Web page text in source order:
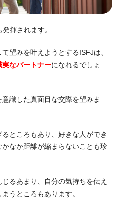
揮されます。
望みを叶えようとするISFJは、
実なパートナーになれるでしょ
識した真面目な交際を望みま
ところもあり、好きな人ができ
なか距離が縮まらないことも珍
るあまり、自分の気持ちを伝え
うところもあります。